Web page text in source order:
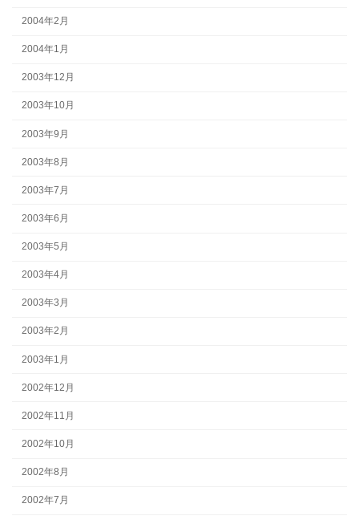
2004年2月
2004年1月
2003年12月
2003年10月
2003年9月
2003年8月
2003年7月
2003年6月
2003年5月
2003年4月
2003年3月
2003年2月
2003年1月
2002年12月
2002年11月
2002年10月
2002年8月
2002年7月